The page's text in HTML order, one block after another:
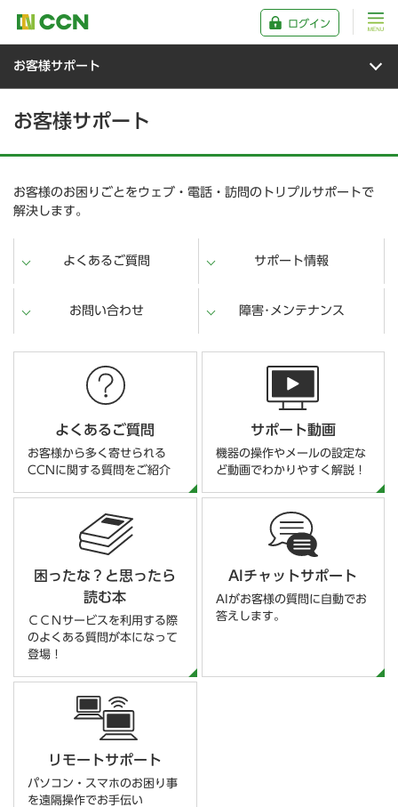
ログイン
お客様サポート
お客様サポート
お客様のお困りごとをウェブ・電話・訪問のトリプルサポートで
解決します。
よくあるご質問 サポート情報
お問い合わせ 障害･メンテナンス
よくあるご質問
お客様から多く寄せられる
CCNに関する質問をご紹介
サポート動画
機器の操作やメールの設定な
ど動画でわかりやすく解説！
困ったな？と思ったら
読む本
ＣＣＮサービスを利用する際
のよくある質問が本になって
登場！
AIチャットサポート
AIがお客様の質問に自動でお
答えします。
リモートサポート
パソコン・スマホのお困り事
を遠隔操作でお手伝い